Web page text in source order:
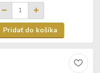
Pridať do košíka